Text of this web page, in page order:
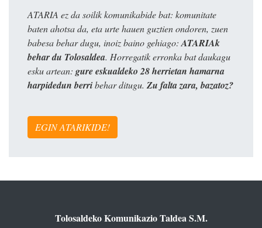
ATARIA ez da soilik komunikabide bat: komunitate
baten ahotsa da, eta urte hauen guztien ondoren, zuen
babesa behar dugu, inoiz baino gehiago: ATARIAk
behar du Tolosaldea. Horregatik erronka bat daukagu
esku artean: gure eskualdeko 28 herrietan hamarna
harpidedun berribehar ditugu. Zu falta zara, bazatoz?
EGIN ATARIKIDE!
Tolosaldeko Komunikazio Taldea S.M.